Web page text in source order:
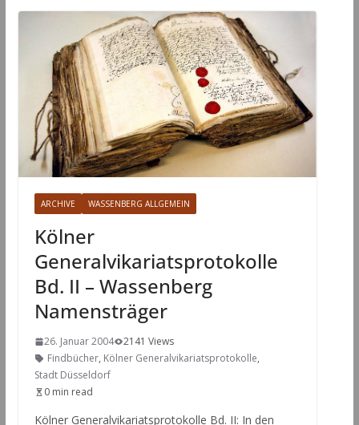
ARCHIVE WASSENBERG ALLGEMEIN
Kölner
Generalvikariatsprotokolle
Bd. II – Wassenberg
Namensträger
26. Januar 2004
2141 Views
Findbücher, Kölner Generalvikariatsprotokolle,
Stadt Düsseldorf
0 min read
Kölner Generalvikariatsprotokolle Bd. II: In den